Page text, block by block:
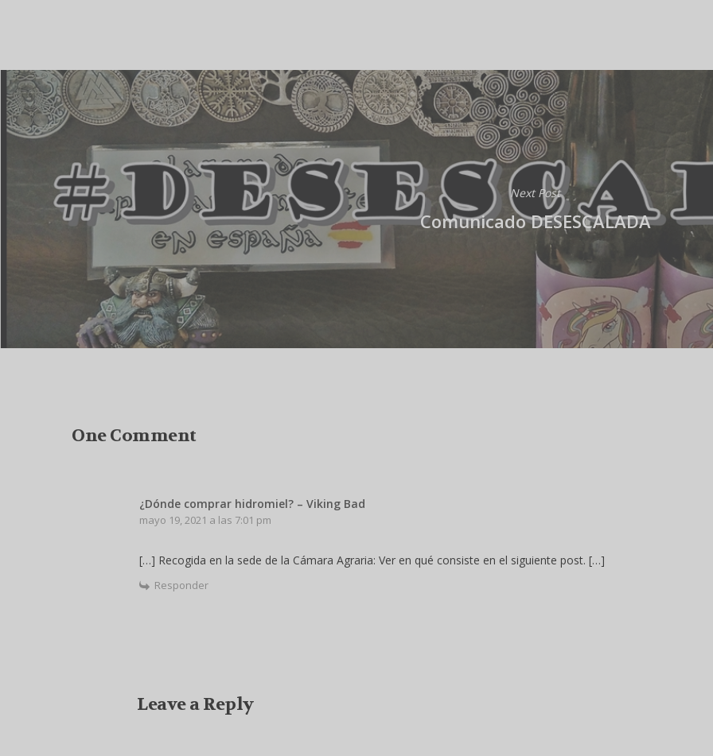
Next Post
Comunicado DESESCALADA
One Comment
¿Dónde comprar hidromiel? – Viking Bad
mayo 19, 2021 a las 7:01 pm
[…] Recogida en la sede de la Cámara Agraria: Ver en qué consiste en el siguiente post. […]
Responder
Leave a Reply